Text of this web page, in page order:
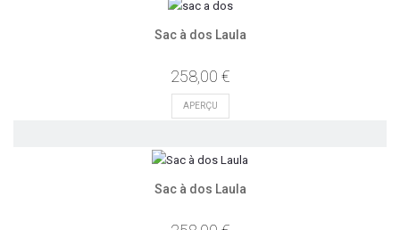
Sac à dos Laula
258,00 €
APERÇU
Sac à dos Laula